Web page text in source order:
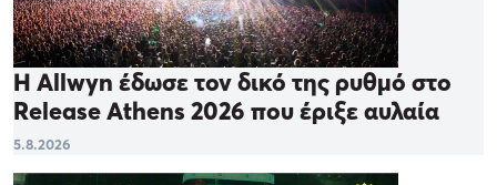
Η Allwyn έδωσε τον δικό της ρυθμό στο
Release Athens 2026 που έριξε αυλαία
5.8.2026